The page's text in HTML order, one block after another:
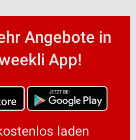
Angebote in
App!
laden